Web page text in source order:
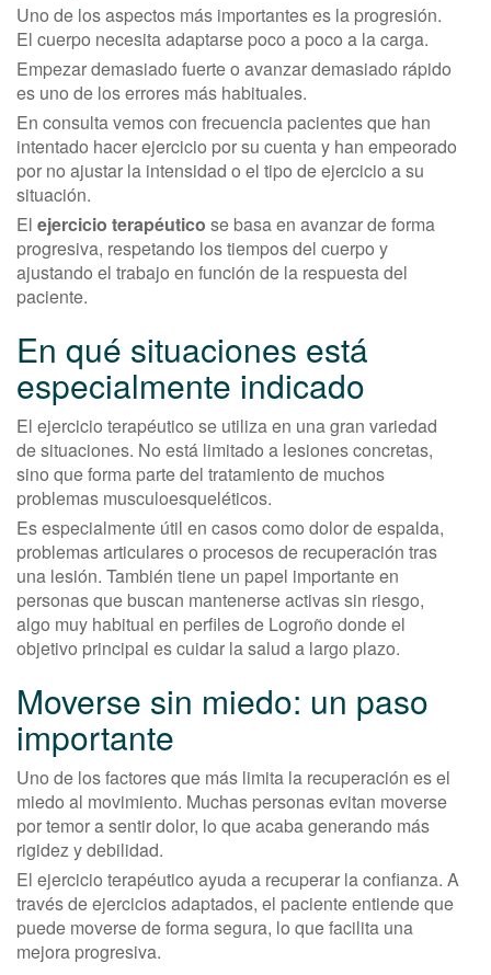
Uno de los aspectos más importantes es la progresión.
El cuerpo necesita adaptarse poco a poco a la carga.
Empezar demasiado fuerte o avanzar demasiado rápido
es uno de los errores más habituales.
En consulta vemos con frecuencia pacientes que han
intentado hacer ejercicio por su cuenta y han empeorado
por no ajustar la intensidad o el tipo de ejercicio a su
situación.
El ejercicio terapéutico se basa en avanzar de forma
progresiva, respetando los tiempos del cuerpo y
ajustando el trabajo en función de la respuesta del
paciente.
En qué situaciones está
especialmente indicado
El ejercicio terapéutico se utiliza en una gran variedad
de situaciones. No está limitado a lesiones concretas,
sino que forma parte del tratamiento de muchos
problemas musculoesqueléticos.
Es especialmente útil en casos como dolor de espalda,
problemas articulares o procesos de recuperación tras
una lesión. También tiene un papel importante en
personas que buscan mantenerse activas sin riesgo,
algo muy habitual en perfiles de Logroño donde el
objetivo principal es cuidar la salud a largo plazo.
Moverse sin miedo: un paso
importante
Uno de los factores que más limita la recuperación es el
miedo al movimiento. Muchas personas evitan moverse
por temor a sentir dolor, lo que acaba generando más
rigidez y debilidad.
El ejercicio terapéutico ayuda a recuperar la confianza. A
través de ejercicios adaptados, el paciente entiende que
puede moverse de forma segura, lo que facilita una
mejora progresiva.